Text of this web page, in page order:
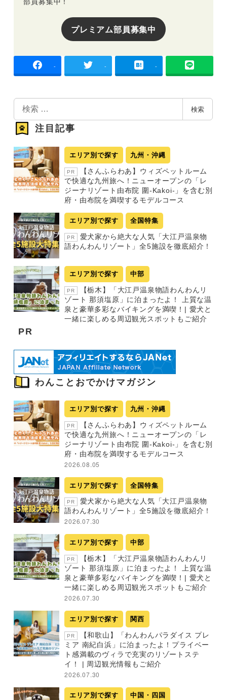
プレミアム部員募集中
- - -
索
検索
注目記事
エリア別で探す 九州・沖縄
PR
【さんふらわあ】ウィズペットルーム
で快適な九州旅へ！ニューオープンの「レ
ジーナリゾート由布院 圍-Kakoi-」を含む別
府・由布院を満喫するモデルコース
エリア別で探す 全国特集
PR
愛犬家から絶大な人気「大江戸温泉物
語わんわんリゾート」全5施設を徹底紹介！
エリア別で探す 中部
PR
【栃木】「大江戸温泉物語わんわんリ
ゾート 那須塩原」に泊まったよ！ 上質な温
泉と豪華多彩なバイキングを満喫！| 愛犬と
一緒に楽しめる周辺観光スポットもご紹介
PR
わんことおでかけマガジン
エリア別で探す 九州・沖縄
PR
【さんふらわあ】ウィズペットルーム
で快適な九州旅へ！ニューオープンの「レ
ジーナリゾート由布院 圍-Kakoi-」を含む別
府・由布院を満喫するモデルコース
2026.08.05
エリア別で探す 全国特集
PR
愛犬家から絶大な人気「大江戸温泉物
語わんわんリゾート」全5施設を徹底紹介！
2026.07.30
エリア別で探す 中部
PR
【栃木】「大江戸温泉物語わんわんリ
ゾート 那須塩原」に泊まったよ！ 上質な温
泉と豪華多彩なバイキングを満喫！| 愛犬と
一緒に楽しめる周辺観光スポットもご紹介
2026.07.30
エリア別で探す 関西
PR
【和歌山】「わんわんパラダイス プレ
ミア 南紀白浜」に泊まったよ！プライベー
ト感満載のヴィラで充実のリゾートステ
イ！ | 周辺観光情報もご紹介
2026.07.30
エリア別で探す 中国・四国